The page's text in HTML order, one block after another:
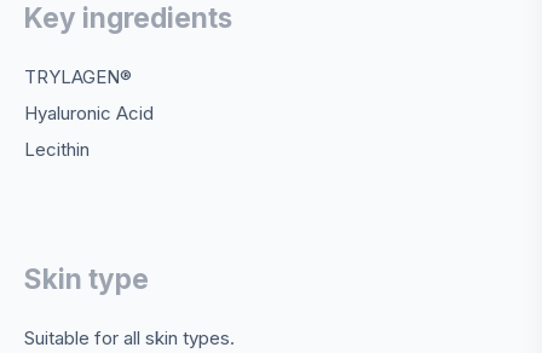
Key ingredients
TRYLAGEN®
Hyaluronic Acid
Lecithin
Skin type
Suitable for all skin types.